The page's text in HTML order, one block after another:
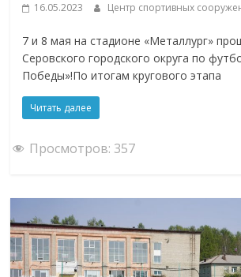
16.05.2023 Центр спортивных
7 и 8 мая на стадионе «Металлург»
Серовского городского округа по
Победы»!По итогам кругового этапа
Читать далее
Просмотров: 357